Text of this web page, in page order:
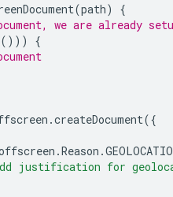
(path)
{
we are already
()))
{
.createDocument({
.Reason .
justification for